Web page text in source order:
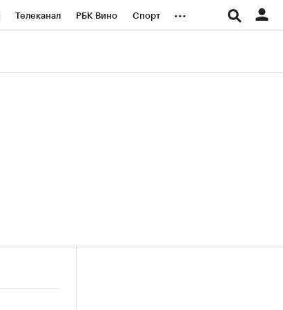
Телеканал РБК Вино Спорт ...